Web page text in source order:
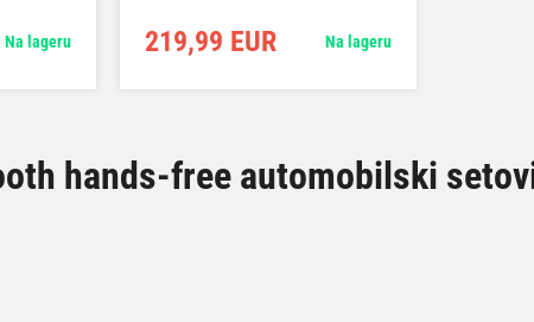
Na lageru 219,99 EUR Na lageru
hands-free automobilski